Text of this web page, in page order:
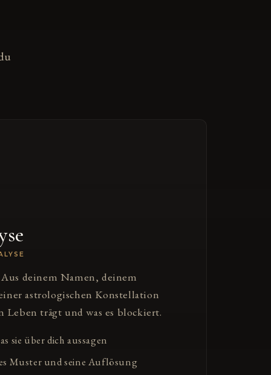
deinem Namen, deinem
astrologischen Konstellation
Leben trägt und was es blockiert.
sie über dich aussagen
Muster und seine Auflösung